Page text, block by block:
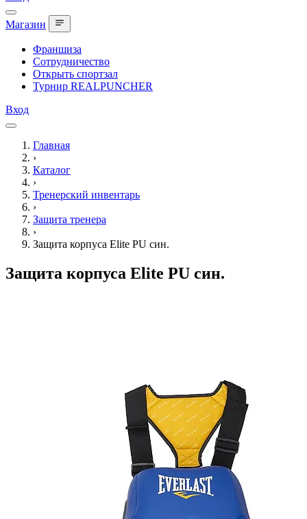
Магазин
Франшиза
Сотрудничество
Открыть спортзал
Турнир REALPUNCHER
Вход
Главная
›
Каталог
›
Тренерский инвентарь
›
Защита тренера
›
Защита корпуса Elite PU син.
Защита корпуса Elite PU син.